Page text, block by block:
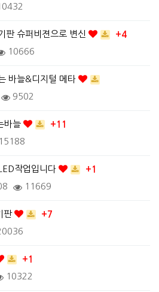
판 슈퍼비젼으로 변신
+4
10666
바늘&디지털 메타
9502
바늘
+11
15188
작업입니다
+1
11669
판
+7
+1
10322